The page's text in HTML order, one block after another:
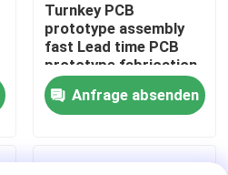
Turnkey PCB
prototype assembly
fast Lead time PCB
prototype fabrication
Anfrage absenden